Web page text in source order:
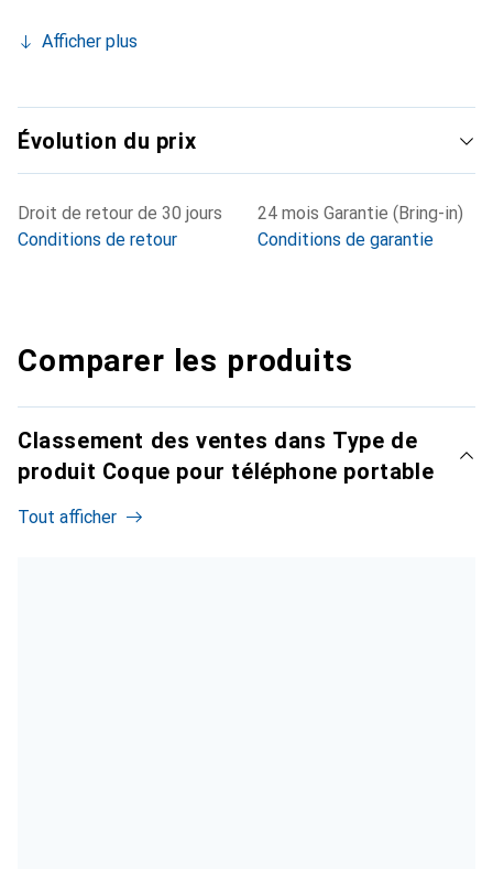
Afficher plus
Évolution du prix
Droit de retour de 30 jours
Conditions de retour
24 mois Garantie (Bring-in)
Conditions de garantie
Comparer les produits
Classement des ventes dans Type de
produit Coque pour téléphone portable
Tout afficher